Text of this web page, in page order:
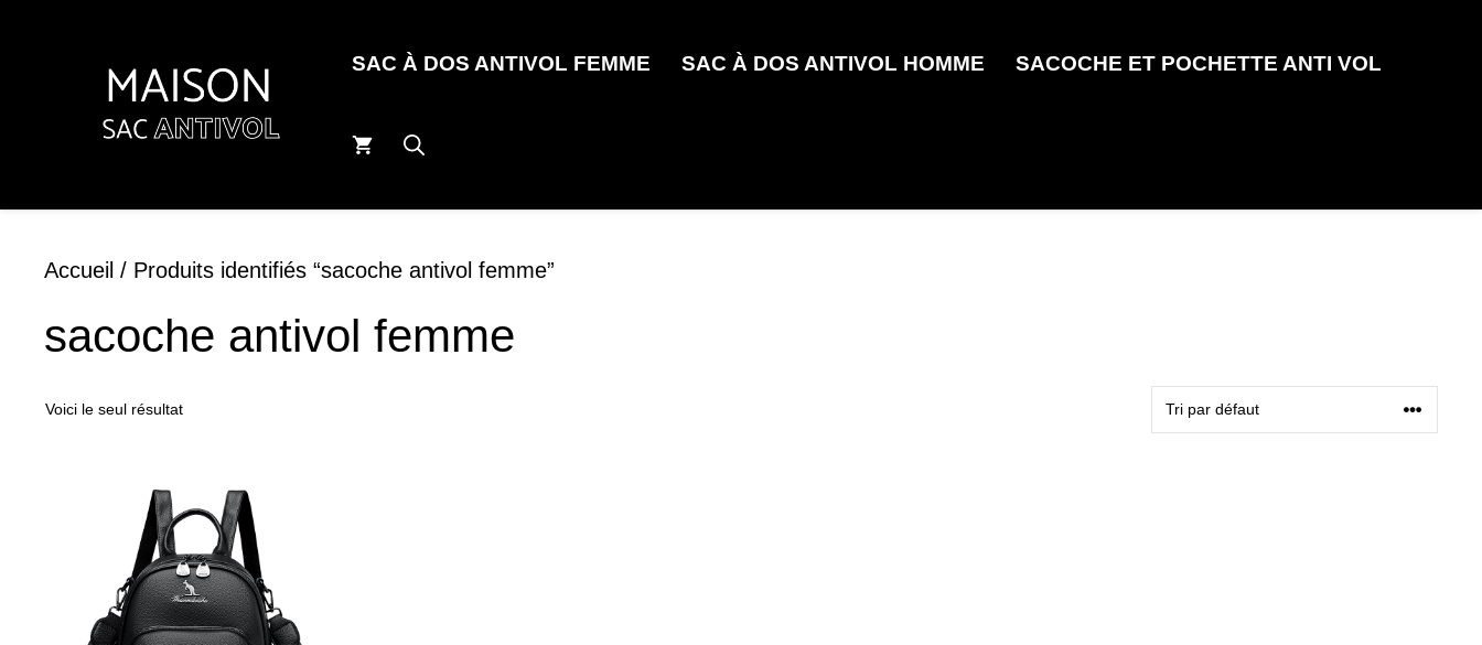
SAC À DOS ANTIVOL FEMME SAC À DOS ANTIVOL HOMME SACOCHE ET POCHETTE ANTI VOL
Accueil / Produits identifiés “sacoche antivol femme”
sacoche antivol femme
Voici le seul résultat